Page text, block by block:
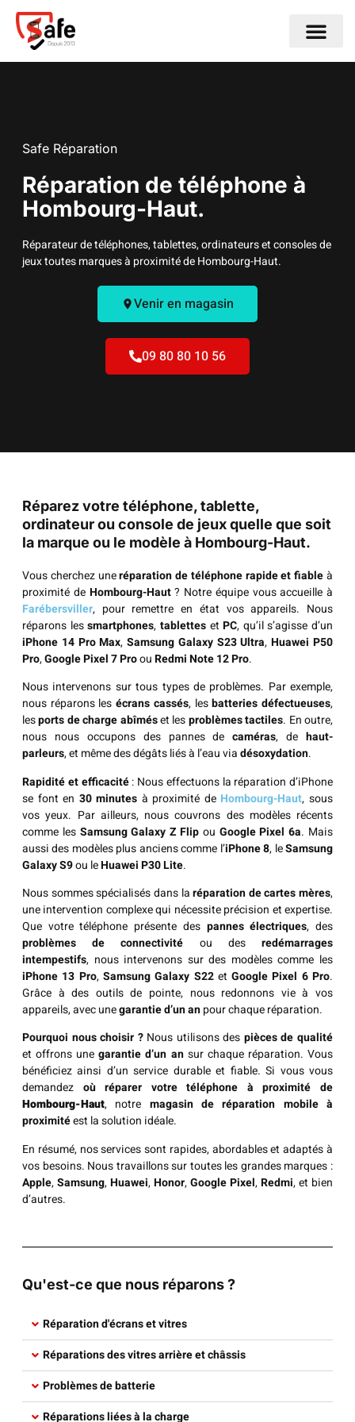
Safe Réparation
Réparation de téléphone à
Hombourg-Haut.
Réparateur de téléphones, tablettes, ordinateurs et consoles de
jeux toutes marques à proximité de Hombourg-Haut.
Venir en magasin
09 80 80 10 56
Réparez votre téléphone, tablette,
ordinateur ou console de jeux quelle que soit
la marque ou le modèle à Hombourg-Haut.
Vous cherchez uneréparation de téléphone rapide et fiableà
proximité de Hombourg-Haut? Notre équipe vous accueille à
Farébersviller, pour remettre en état vos appareils. Nous
réparons lessmartphones, tablettesetPC, qu’il s’agisse d’un
iPhone 14 Pro Max,Samsung Galaxy S23 Ultra,Huawei P50
Pro,Google Pixel 7 ProouRedmi Note 12 Pro.
Nous intervenons sur tous types de problèmes. Par exemple,
nous réparons lesécrans cassés, lesbatteries défectueuses,
lesports de charge abîméset lesproblèmes tactiles. En outre,
nous nous occupons des pannes decaméras, de haut-
parleurs, et même des dégâts liés à l’eau viadésoxydation.
Rapidité et efficacité: Nous effectuons la réparation d’iPhone
se font en 30 minutes à proximité de Hombourg-Haut, sous
vos yeux. Par ailleurs, nous couvrons des modèles récents
comme les Samsung Galaxy Z Flip ou Google Pixel 6a. Mais
aussi des modèles plus anciens comme l’iPhone 8, leSamsung
Galaxy S9ou leHuawei P30 Lite.
Nous sommes spécialisés dans laréparation de cartes mères,
une intervention complexe qui nécessite précision et expertise.
Que votre téléphone présente des pannes électriques, des
problèmes de connectivité ou desredémarrages
intempestifs, nous intervenons sur des modèles comme les
iPhone 13 Pro, Samsung Galaxy S22etGoogle Pixel 6 Pro.
Grâce à des outils de pointe, nous redonnons vie à vos
appareils, avec unegarantie d’un anpour chaque réparation.
Pourquoi nous choisir ?Nous utilisons des pièces de qualité
et offrons unegarantie d’un ansur chaque réparation. Vous
bénéficiez ainsi d’un service durable et fiable. Si vous vous
demandez où réparer votre téléphone à proximité de
Hombourg-Haut, notre magasin de réparation mobile à
proximitéest la solution idéale.
En résumé, nos services sont rapides, abordables et adaptés à
vos besoins. Nous travaillons sur toutes les grandes marques :
Apple,Samsung,Huawei,Honor,Google Pixel,Redmi, et bien
d’autres.
Qu'est-ce que nous réparons ?
Réparation d'écrans et vitres​
Réparations des vitres arrière et châssis​
Problèmes de batterie
Réparations liées à la charge​